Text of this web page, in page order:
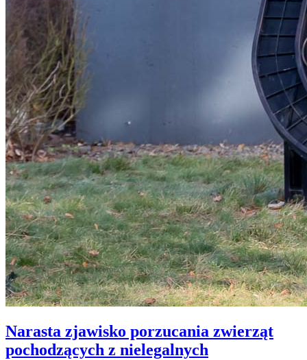
Narasta zjawisko porzucania zwierząt
pochodzących z nielegalnych